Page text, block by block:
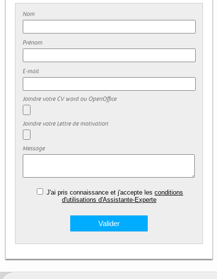
Nom
Prénom
E-mail
Joindre votre CV word ou OpenOffice
Joindre votre Lettre de motivation
Message
J'ai pris connaissance et j'accepte lesconditions
d'utilisations d'Assistante-Experte